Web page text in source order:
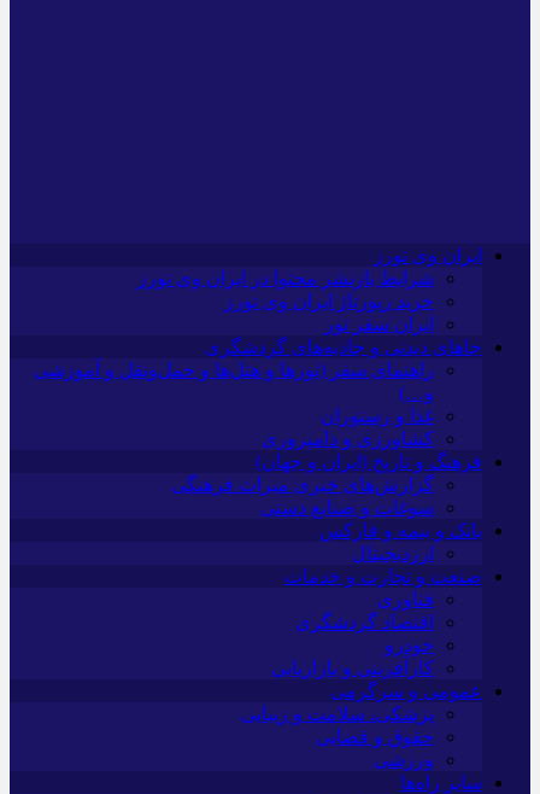
ایران وی تورز
شرایط بازنشر محتوا در ایران وی تورز
خرید رپورتاژ ایران وی تورز
ایران سفر تور
جاهای دیدنی و جاذبه‌های گردشگری
راهنمای سفر (تورها و هتل‌ها و حمل‌و‌نقل و آموزشی
و…)
غذا و رستوران
کشاورزی و دامپروری
فرهنگ و تاریخ (ایران و جهان)
گزارش‌های خبری میراث فرهنگی
سوغات و صنایع دستی
بانک و بیمه و فارکس
ارزدیجیتال
صنعت و تجارت و خدمات
فناوری
اقتصاد گردشگری
خودرو
کارآفرینی و بازاریابی
عمومی و سرگرمی
پزشکی، سلامت و زیبایی
حقوق و قضایی
ورزشی
سایر راه‌ها